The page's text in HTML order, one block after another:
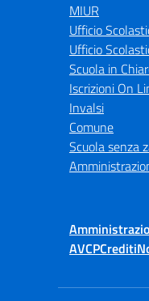
MIUR
Ufficio
Ufficio
Scuola in
Iscrizioni On
Invalsi
Comune
Scuola senza
AVCPCrediti